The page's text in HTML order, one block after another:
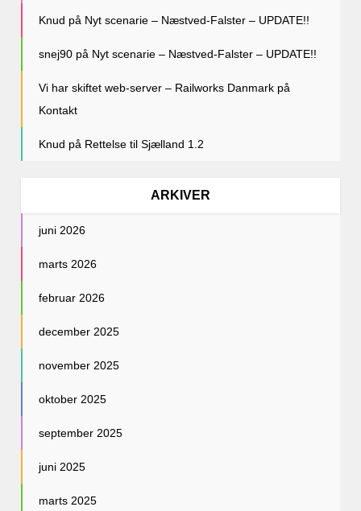
Knud på Nyt scenarie – Næstved-Falster – UPDATE!!
snej90 på Nyt scenarie – Næstved-Falster – UPDATE!!
Vi har skiftet web-server – Railworks Danmark på
Kontakt
Knud på Rettelse til Sjælland 1.2
ARKIVER
juni 2026
marts 2026
februar 2026
december 2025
november 2025
oktober 2025
september 2025
juni 2025
marts 2025